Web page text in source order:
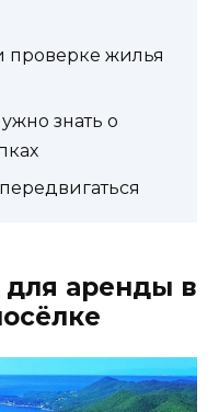
проверке жилья
знать о
для аренды в